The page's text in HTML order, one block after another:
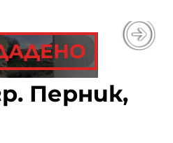
Перник,